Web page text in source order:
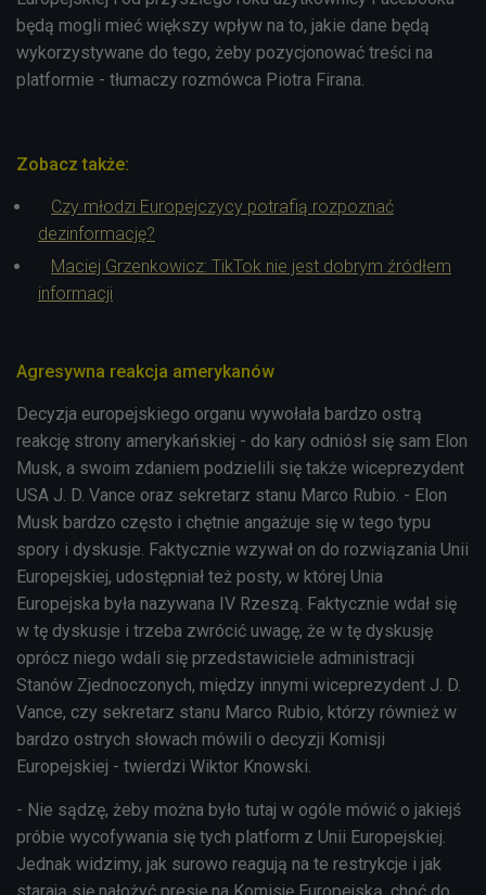
będą mogli mieć większy wpływ na to, jakie dane będą
wykorzystywane do tego, żeby pozycjonować treści na
platformie - tłumaczy rozmówca Piotra Firana.
Zobacz także:
Czy młodzi Europejczycy potrafią rozpoznać
dezinformację?
Maciej Grzenkowicz: TikTok nie jest dobrym źródłem
informacji
Agresywna reakcja amerykanów
Decyzja europejskiego organu wywołała bardzo ostrą
reakcję strony amerykańskiej - do kary odniósł się sam Elon
Musk, a swoim zdaniem podzielili się także wiceprezydent
USA J. D. Vance oraz sekretarz stanu Marco Rubio. - Elon
Musk bardzo często i chętnie angażuje się w tego typu
spory i dyskusje. Faktycznie wzywał on do rozwiązania Unii
Europejskiej, udostępniał też posty, w której Unia
Europejska była nazywana IV Rzeszą. Faktycznie wdał się
w tę dyskusje i trzeba zwrócić uwagę, że w tę dyskusję
oprócz niego wdali się przedstawiciele administracji
Stanów Zjednoczonych, między innymi wiceprezydent J. D.
Vance, czy sekretarz stanu Marco Rubio, którzy również w
bardzo ostrych słowach mówili o decyzji Komisji
Europejskiej - twierdzi Wiktor Knowski.
- Nie sądzę, żeby można było tutaj w ogóle mówić o jakiejś
próbie wycofywania się tych platform z Unii Europejskiej.
Jednak widzimy, jak surowo reagują na te restrykcje i jak